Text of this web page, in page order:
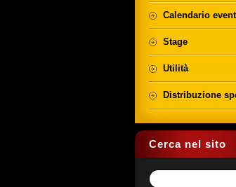
Calendario
Stage
Utilità
Distribuzione
Cerca nel sito